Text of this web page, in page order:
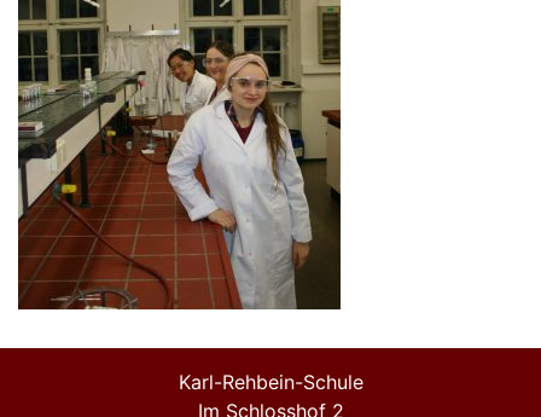
Karl-Rehbein-Schule
Im Schlosshof 2